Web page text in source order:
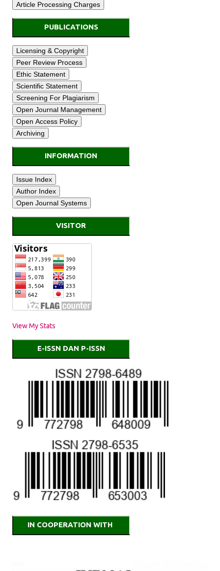
PUBLICATIONS
INFORMATION
VISITOR
View My Stats
E-ISSN DAN P-ISSN
IN COOPERATION WITH